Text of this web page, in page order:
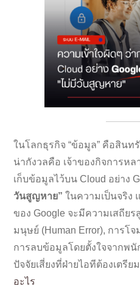
ในโลกธุรกิจ “ข้อมูล” คือสิน
น่ากังวลคือ เจ้าของกิจการหล
เก็บข้อมูลไว้บน Cloud อย่าง
วันสูญหาย” ในความเป็นจริง
ของ Google จะมีความเสถีย
มนุษย์ (Human Error), การโ
การลบข้อมูลโดยตั้งใจจากพนั
ปัจจัยเสี่ยงที่ฝ่ายไอทีต้องเตรีย
อะไร